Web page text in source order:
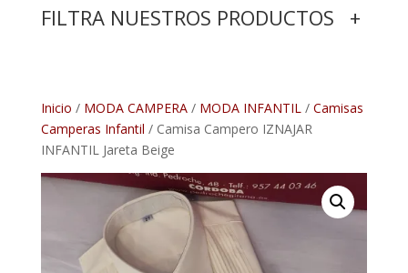
Inicio / MODA CAMPERA/ MODA INFANTIL/ Camisas
Camperas Infantil / Camisa Campero IZNAJAR
INFANTIL Jareta Beige
d
a
d
u
c
t
o
s
FILTRA NUESTROS PRODUCTOS +